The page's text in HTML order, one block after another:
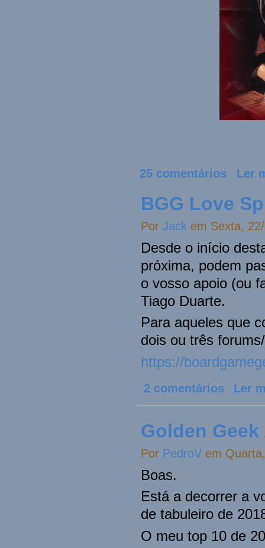
25 comentários Ler
BGG Love
Por Jackem Sexta,
Desde o início
próxima, podem
o vosso apoio (ou
Tiago Duarte.
Para aqueles que
dois ou três
https://
2 comentários Ler
Golden Geek
Por PedroVem
Boas.
Está a decorrer a
de tabuleiro de
O meu top 10 de